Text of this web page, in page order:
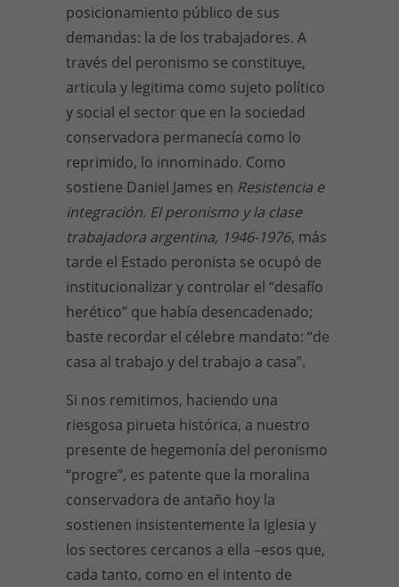
posicionamiento público de sus
demandas: la de los trabajadores. A
través del peronismo se constituye,
articula y legitima como sujeto político
y social el sector que en la sociedad
conservadora permanecía como lo
reprimido, lo innominado. Como
sostiene Daniel James en Resistencia e
integración. El peronismo y la clase
trabajadora argentina, 1946-1976, más
tarde el Estado peronista se ocupó de
institucionalizar y controlar el “desafío
herético” que había desencadenado;
baste recordar el célebre mandato: “de
casa al trabajo y del trabajo a casa”.
Si nos remitimos, haciendo una
riesgosa pirueta histórica, a nuestro
presente de hegemonía del peronismo
“progre”, es patente que la moralina
conservadora de antaño hoy la
sostienen insistentemente la Iglesia y
los sectores cercanos a ella –esos que,
cada tanto, como en el intento de